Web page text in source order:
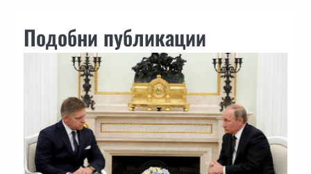
Подобни публикации